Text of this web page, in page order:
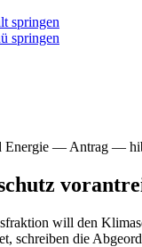
springen
springen
Energie — Antrag —
will den
schreiben die